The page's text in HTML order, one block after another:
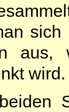
aus,
wird.